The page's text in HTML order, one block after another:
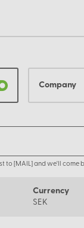
Company
to [MAIL] and we'll come
Currency
SEK